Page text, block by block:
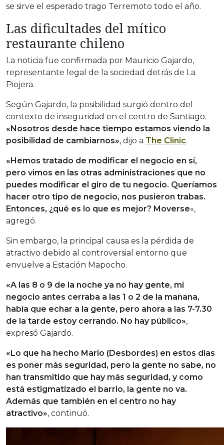
se sirve el esperado trago Terremoto todo el año.
Las dificultades del mítico
restaurante chileno
La noticia fue confirmada por Mauricio Gajardo,
representante legal de la sociedad detrás de La
Piojera.
Según Gajardo, la posibilidad surgió dentro del
contexto de inseguridad en el centro de Santiago.
«Nosotros desde hace tiempo estamos viendo la
posibilidad de cambiarnos», dijo a The Clinic.
«Hemos tratado de modificar el negocio en sí,
pero vimos en las otras administraciones que no
puedes modificar el giro de tu negocio. Queríamos
hacer otro tipo de negocio, nos pusieron trabas.
Entonces, ¿qué es lo que es mejor? Moverse«,
agregó.
Sin embargo, la principal causa es la pérdida de
atractivo debido al controversial entorno que
envuelve a Estación Mapocho.
«A las 8 o 9 de la noche ya no hay gente, mi
negocio antes cerraba a las 1 o 2 de la mañana,
había que echar a la gente, pero ahora a las 7-7.30
de la tarde estoy cerrando. No hay público»,
expresó Gajardo.
«Lo que ha hecho Mario (Desbordes) en estos días
es poner más seguridad, pero la gente no sabe, no
han transmitido que hay más seguridad, y como
está estigmatizado el barrio, la gente no va.
Además que también en el centro no hay
atractivo», continuó.